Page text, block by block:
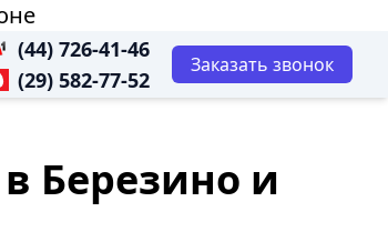
(44) 726-41-46
(29) 582-77-52
Заказать звонок
Березино и